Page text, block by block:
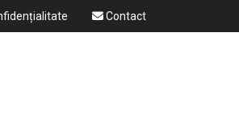
Contact